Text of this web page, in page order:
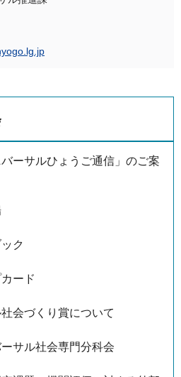
ーサルひょうご通信」のご案
ク
ード
会づくり賞について
サル社会専門分科会